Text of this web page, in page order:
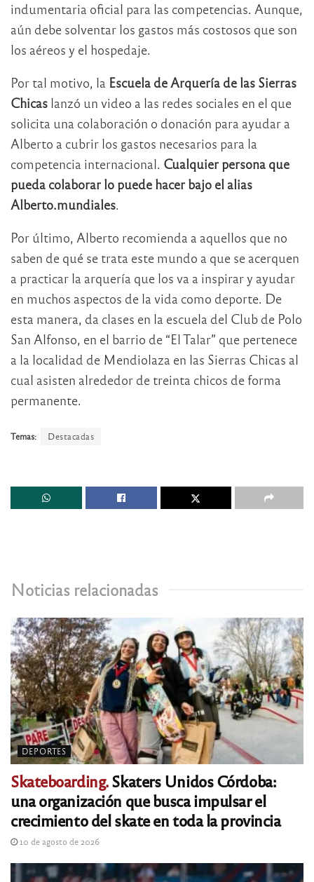
indumentaria oficial para las competencias. Aunque,
aún debe solventar los gastos más costosos que son
los aéreos y el hospedaje.
Por tal motivo, la Escuela de Arquería de las Sierras
Chicas lanzó un video a las redes sociales en el que
solicita una colaboración o donación para ayudar a
Alberto a cubrir los gastos necesarios para la
competencia internacional. Cualquier persona que
pueda colaborar lo puede hacer bajo el alias
Alberto.mundiales.
Por último, Alberto recomienda a aquellos que no
saben de qué se trata este mundo a que se acerquen
a practicar la arquería que los va a inspirar y ayudar
en muchos aspectos de la vida como deporte. De
esta manera, da clases en la escuela del Club de Polo
San Alfonso, en el barrio de “El Talar” que pertenece
a la localidad de Mendiolaza en las Sierras Chicas al
cual asisten alrededor de treinta chicos de forma
permanente.
Temas: Destacadas
Noticias relacionadas
DEPORTES
Skateboarding.Skaters Unidos Córdoba:
una organización que busca impulsar el
crecimiento del skate en toda la provincia
10 de agosto de 2026